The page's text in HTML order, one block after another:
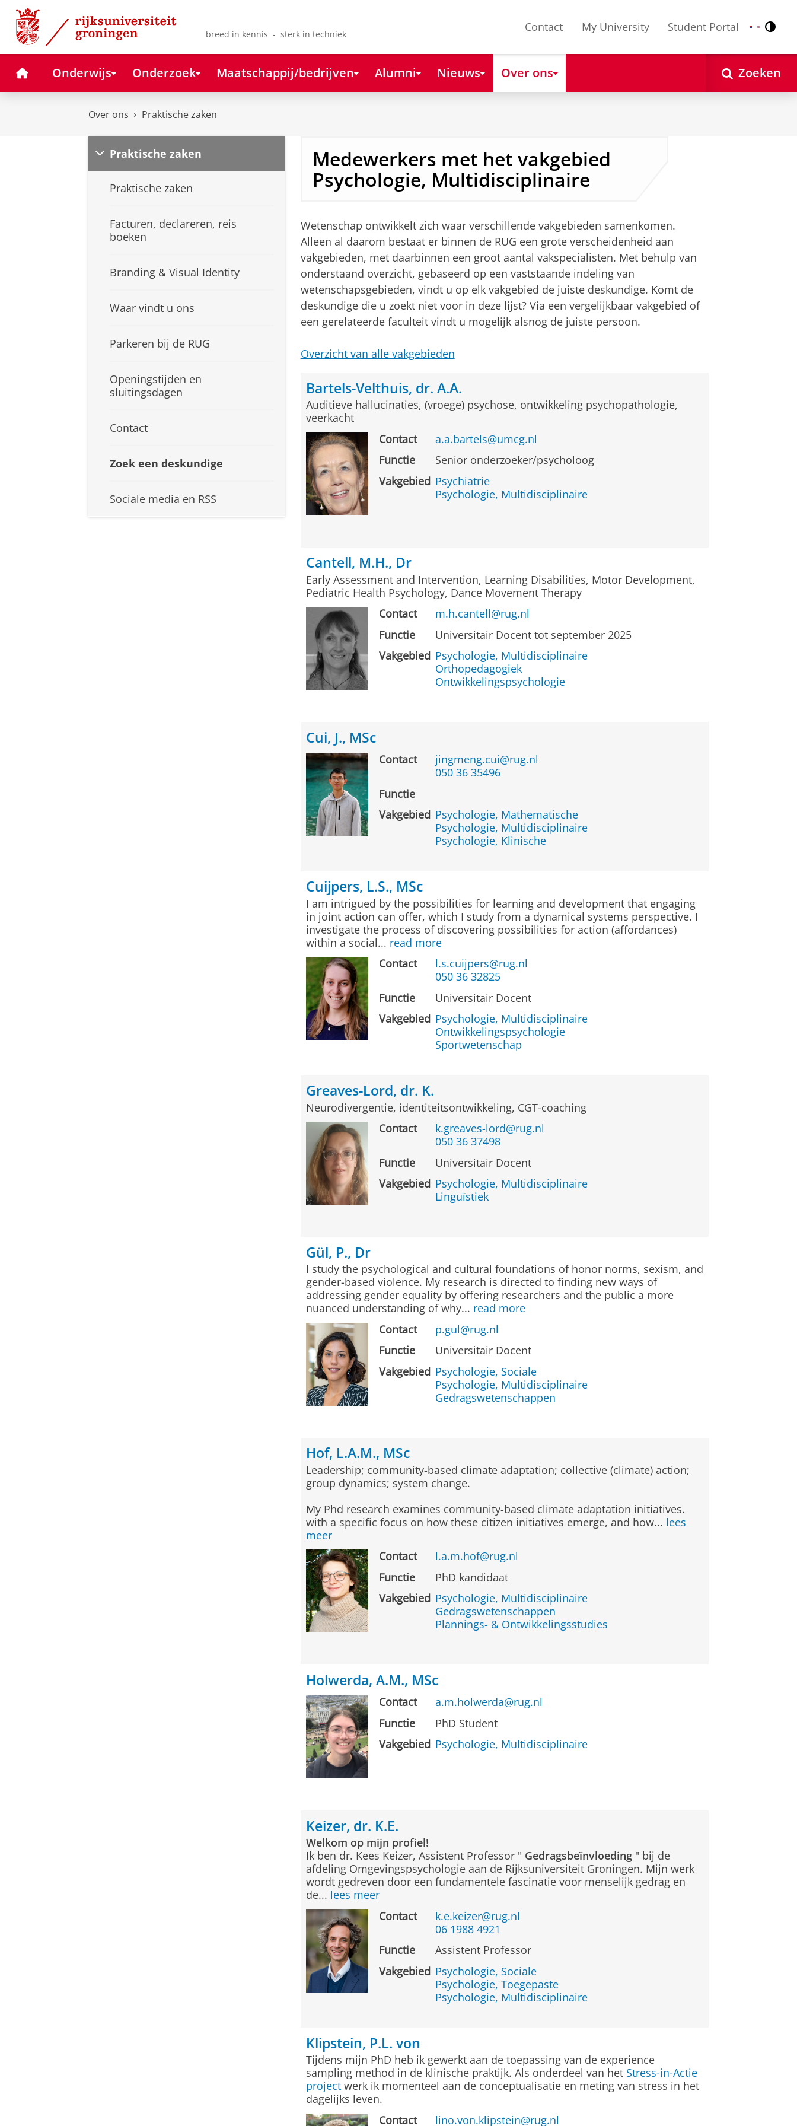
Skip
Content
Skip
Navigation
breed in kennis - sterk in techniek
Contact My University Student Portal Nederlands
English
HomeOnderwijs Onderzoek Maatschappij/bedrijven Alumni Nieuws Over ons Zoeken
Over ons Praktische zaken
Praktische zaken
Praktische zaken
Facturen, declareren, reis
boeken
Branding & Visual Identity
Waar vindt u ons
Parkeren bij de RUG
Openingstijden en
sluitingsdagen
Contact
Zoek een deskundige
Sociale media en RSS
Medewerkers met het vakgebied
Psychologie, Multidisciplinaire
Wetenschap ontwikkelt zich waar verschillende vakgebieden samenkomen.
Alleen al daarom bestaat er binnen de RUG een grote verscheidenheid aan
vakgebieden, met daarbinnen een groot aantal vakspecialisten. Met behulp van
onderstaand overzicht, gebaseerd op een vaststaande indeling van
wetenschapsgebieden, vindt u op elk vakgebied de juiste deskundige. Komt de
deskundige die u zoekt niet voor in deze lijst? Via een vergelijkbaar vakgebied of
een gerelateerde faculteit vindt u mogelijk alsnog de juiste persoon.
Overzicht van alle vakgebieden
Bartels-Velthuis, dr. A.A.
Auditieve hallucinaties, (vroege) psychose, ontwikkeling psychopathologie,
veerkacht
Contact
a.a.bartels@umcg.nl
Functie
Senior onderzoeker/psycholoog
Vakgebied Psychiatrie
Psychologie, Multidisciplinaire
Cantell, M.H., Dr
Early Assessment and Intervention, Learning Disabilities, Motor Development,
Pediatric Health Psychology, Dance Movement Therapy
Contact
m.h.cantell@rug.nl
Functie
Universitair Docent tot september 2025
Vakgebied Psychologie, Multidisciplinaire
Orthopedagogiek
Ontwikkelingspsychologie
Cui, J., MSc
Contact
jingmeng.cui@rug.nl
050 36 35496
Functie
Vakgebied Psychologie, Mathematische
Psychologie, Multidisciplinaire
Psychologie, Klinische
Cuijpers, L.S., MSc
I am intrigued by the possibilities for learning and development that engaging
in joint action can offer, which I study from a dynamical systems perspective. I
investigate the process of discovering possibilities for action (affordances)
within a social... read more
Contact
l.s.cuijpers@rug.nl
050 36 32825
Functie
Universitair Docent
Vakgebied Psychologie, Multidisciplinaire
Ontwikkelingspsychologie
Sportwetenschap
Greaves-Lord, dr. K.
Neurodivergentie, identiteitsontwikkeling, CGT-coaching
Contact
k.greaves-lord@rug.nl
050 36 37498
Functie
Universitair Docent
Vakgebied Psychologie, Multidisciplinaire
Linguïstiek
Gül, P., Dr
I study the psychological and cultural foundations of honor norms, sexism, and
gender-based violence. My research is directed to finding new ways of
addressing gender equality by offering researchers and the public a more
nuanced understanding of why... read more
Contact
p.gul@rug.nl
Functie
Universitair Docent
Vakgebied Psychologie, Sociale
Psychologie, Multidisciplinaire
Gedragswetenschappen
Hof, L.A.M., MSc
Leadership; community-based climate adaptation; collective (climate) action;
group dynamics; system change.
My Phd research examines community-based climate adaptation initiatives.
with a specific focus on how these citizen initiatives emerge, and how... lees
meer
Contact
l.a.m.hof@rug.nl
Functie
PhD kandidaat
Vakgebied Psychologie, Multidisciplinaire
Gedragswetenschappen
Plannings- & Ontwikkelingsstudies
Holwerda, A.M., MSc
Contact
a.m.holwerda@rug.nl
Functie
PhD Student
Vakgebied Psychologie, Multidisciplinaire
Keizer, dr. K.E.
Welkom op mijn profiel!
Ik ben dr. Kees Keizer, Assistent Professor " Gedragsbeïnvloeding " bij de
afdeling Omgevingspsychologie aan de Rijksuniversiteit Groningen. Mijn werk
wordt gedreven door een fundamentele fascinatie voor menselijk gedrag en
de... lees meer
Contact
k.e.keizer@rug.nl
06 1988 4921
Functie
Assistent Professor
Vakgebied Psychologie, Sociale
Psychologie, Toegepaste
Psychologie, Multidisciplinaire
Klipstein, P.L. von
Tijdens mijn PhD heb ik gewerkt aan de toepassing van de experience
sampling method in de klinische praktijk. Als onderdeel van het Stress-in-Actie
projectwerk ik momenteel aan de conceptualisatie en meting van stress in het
dagelijks leven.
Contact
lino.von.klipstein@rug.nl